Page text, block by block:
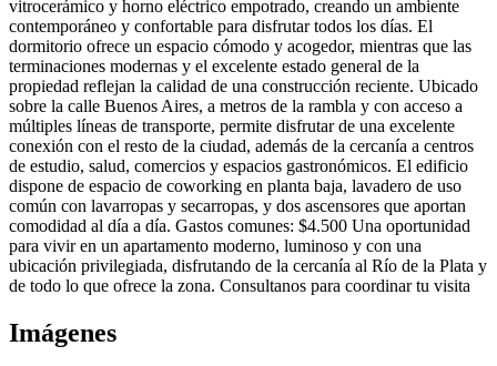
vitrocerámico y horno eléctrico empotrado, creando un ambiente
contemporáneo y confortable para disfrutar todos los días. El
dormitorio ofrece un espacio cómodo y acogedor, mientras que las
terminaciones modernas y el excelente estado general de la
propiedad reflejan la calidad de una construcción reciente. Ubicado
sobre la calle Buenos Aires, a metros de la rambla y con acceso a
múltiples líneas de transporte, permite disfrutar de una excelente
conexión con el resto de la ciudad, además de la cercanía a centros
de estudio, salud, comercios y espacios gastronómicos. El edificio
dispone de espacio de coworking en planta baja, lavadero de uso
común con lavarropas y secarropas, y dos ascensores que aportan
comodidad al día a día. Gastos comunes: $4.500 Una oportunidad
para vivir en un apartamento moderno, luminoso y con una
ubicación privilegiada, disfrutando de la cercanía al Río de la Plata y
de todo lo que ofrece la zona. Consultanos para coordinar tu visita
Imágenes